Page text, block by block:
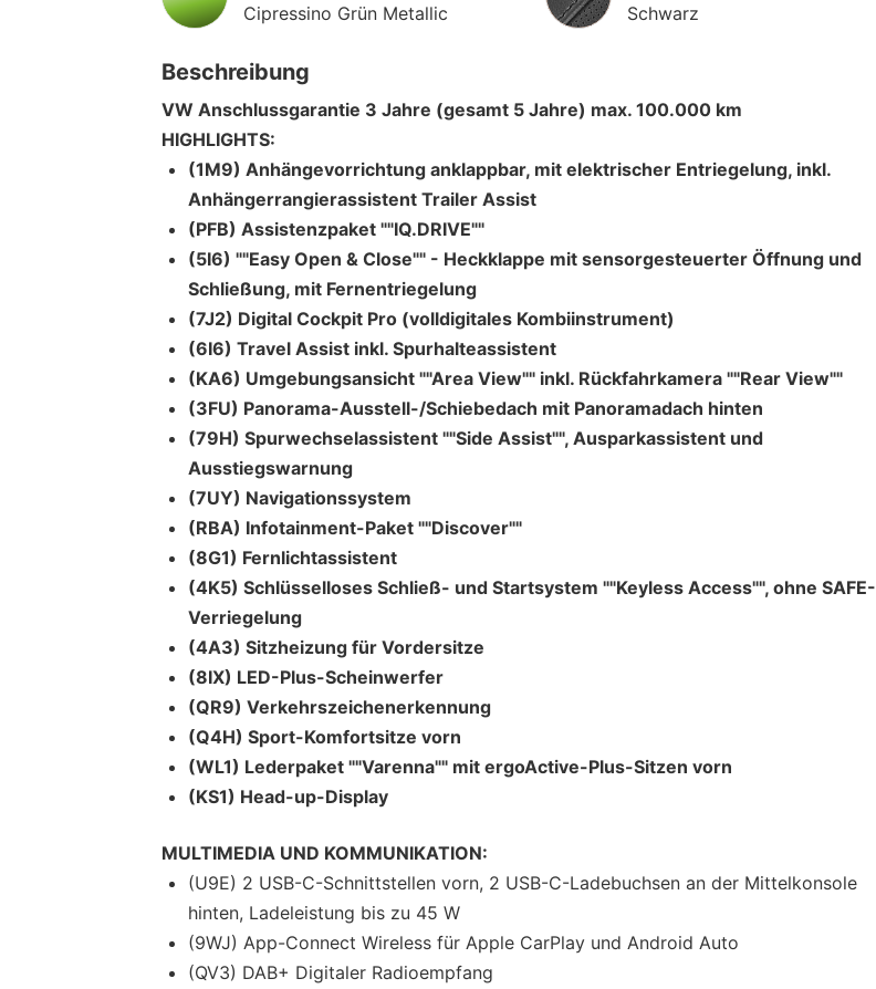
Cipressino Grün Metallic
Schwarz
Beschreibung
VW Anschlussgarantie 3 Jahre (gesamt 5 Jahre) max. 100.000 km
HIGHLIGHTS:
(1M9) Anhängevorrichtung anklappbar, mit elektrischer Entriegelung, inkl.
Anhängerrangierassistent Trailer Assist
(PFB) Assistenzpaket ""IQ.DRIVE""
(5I6) ""Easy Open & Close"" - Heckklappe mit sensorgesteuerter Öffnung und
Schließung, mit Fernentriegelung
(7J2) Digital Cockpit Pro (volldigitales Kombiinstrument)
(6I6) Travel Assist inkl. Spurhalteassistent
(KA6) Umgebungsansicht ""Area View"" inkl. Rückfahrkamera ""Rear View""
(3FU) Panorama-Ausstell-/Schiebedach mit Panoramadach hinten
(79H) Spurwechselassistent ""Side Assist"", Ausparkassistent und
Ausstiegswarnung
(7UY) Navigationssystem
(RBA) Infotainment-Paket ""Discover""
(8G1) Fernlichtassistent
(4K5) Schlüsselloses Schließ- und Startsystem ""Keyless Access"", ohne SAFE-
Verriegelung
(4A3) Sitzheizung für Vordersitze
(8IX) LED-Plus-Scheinwerfer
(QR9) Verkehrszeichenerkennung
(Q4H) Sport-Komfortsitze vorn
(WL1) Lederpaket ""Varenna"" mit ergoActive-Plus-Sitzen vorn
(KS1) Head-up-Display
MULTIMEDIA UND KOMMUNIKATION:
(U9E) 2 USB-C-Schnittstellen vorn, 2 USB-C-Ladebuchsen an der Mittelkonsole
hinten, Ladeleistung bis zu 45 W
(9WJ) App-Connect Wireless für Apple CarPlay und Android Auto
(QV3) DAB+ Digitaler Radioempfang